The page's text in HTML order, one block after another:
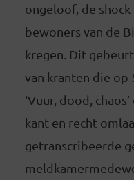
ongeloof, de
bewoners van de
kregen. Dit
van kranten die op
‘Vuur, dood,
kant en recht
getranscribeerde